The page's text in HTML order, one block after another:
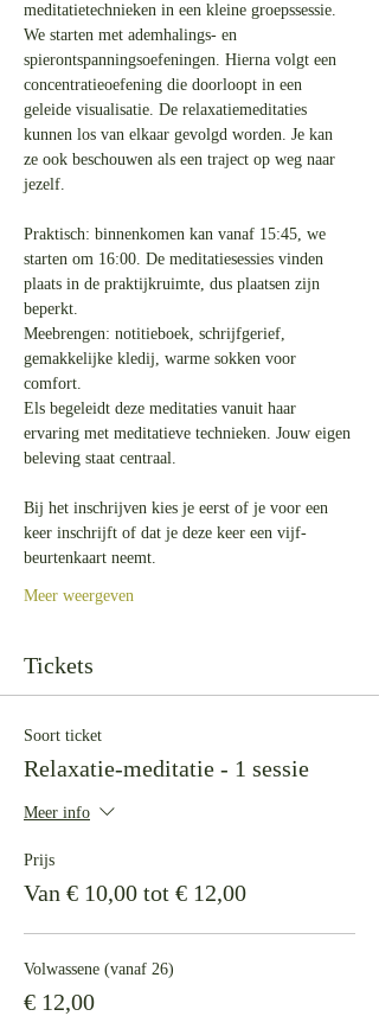
meditatietechnieken in een kleine groepssessie.
We starten met ademhalings- en
spierontspanningsoefeningen. Hierna volgt een
concentratieoefening die doorloopt in een
geleide visualisatie. De relaxatiemeditaties
kunnen los van elkaar gevolgd worden. Je kan
ze ook beschouwen als een traject op weg naar
jezelf.
Praktisch: binnenkomen kan vanaf 15:45, we
starten om 16:00. De meditatiesessies vinden
plaats in de praktijkruimte, dus plaatsen zijn
beperkt.
Meebrengen: notitieboek, schrijfgerief,
gemakkelijke kledij, warme sokken voor
comfort.
Els begeleidt deze meditaties vanuit haar
ervaring met meditatieve technieken. Jouw eigen
beleving staat centraal.
Bij het inschrijven kies je eerst of je voor een
keer inschrijft of dat je deze keer een vijf-
beurtenkaart neemt.
Meer weergeven
Tickets
Soort ticket
Relaxatie-meditatie - 1 sessie
Meer info
Prijs
Van € 10,00 tot € 12,00
Volwassene (vanaf 26)
€ 12,00